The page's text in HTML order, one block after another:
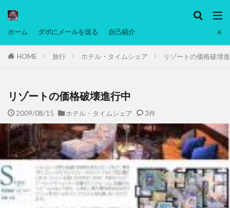
ホーム ダボにメールを送る 自己紹介
HOME 旅行 ホテル・タイムシェア リゾートの価格破壊
リゾートの価格破壊進行中
2009/08/15 ホテル・タイムシェア 3件
タグ
マレーシア動画
ヨーグルト
備忘録
動画 日本人村社会 脱水シート
検索